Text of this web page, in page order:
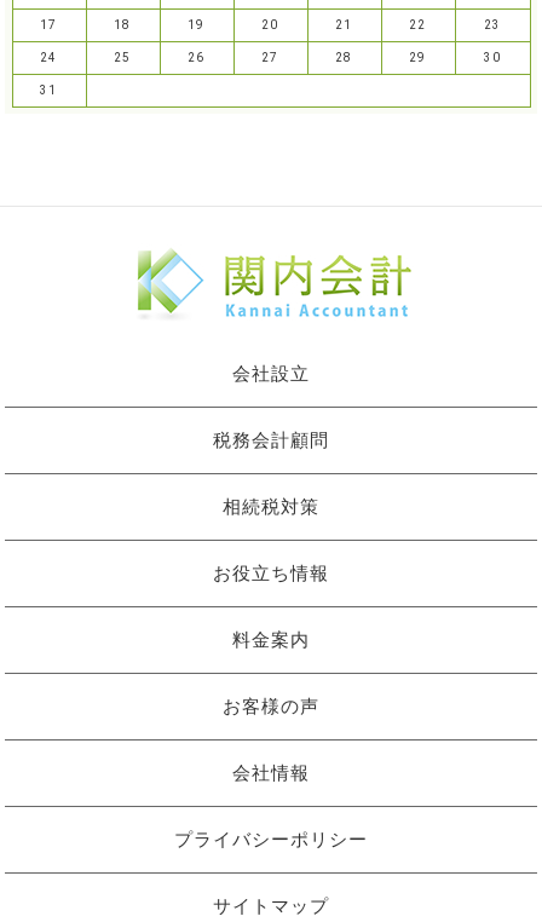
17 18 19 20 21 22 23
24 25 26 27 28 29 30
31
会社設立
税務会計顧問
相続税対策
お役立ち情報
料金案内
お客様の声
会社情報
プライバシーポリシー
サイトマップ